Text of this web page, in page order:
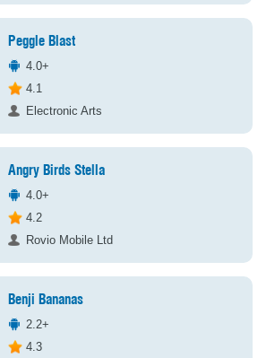
Peggle Blast
4.0+
4.1
Electronic Arts
Angry Birds Stella
4.0+
4.2
Rovio Mobile Ltd
Benji Bananas
2.2+
4.3